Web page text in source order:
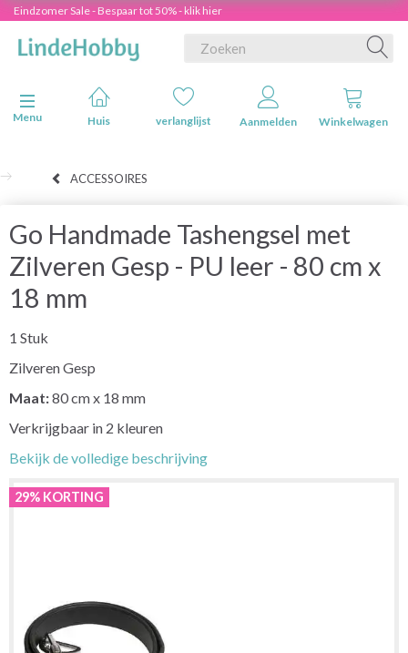
Eindzomer Sale - Bespaar tot 50% - klik hier
Navigatie in-/uitschakelen
Menu
Huis verlanglijst Aanmelden Winkelwagen
ACCESSOIRES
Go Handmade Tashengsel met
Zilveren Gesp - PU leer - 80 cm x
18 mm
1 Stuk
Zilveren Gesp
Maat:80 cm x 18 mm
Verkrijgbaar in 2 kleuren
Bekijk de volledige beschrijving
29% KORTING